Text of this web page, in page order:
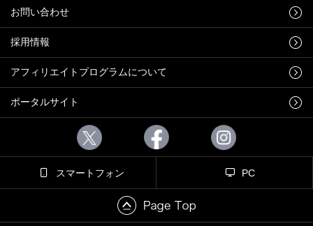
お問い合わせ
採用情報
アフィリエイトプログラムについて
ポータルサイト
スマートフォン PC